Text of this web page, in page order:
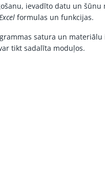
ievadīto datu un šūnu
formulas un funkcijas.
satura un materiālu
tikt sadalīta moduļos.